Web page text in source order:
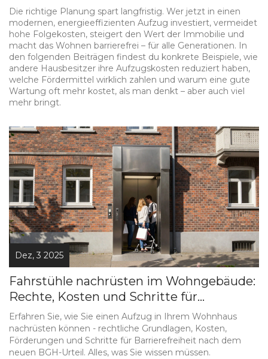
Die richtige Planung spart langfristig. Wer jetzt in einen
modernen, energieeffizienten Aufzug investiert, vermeidet
hohe Folgekosten, steigert den Wert der Immobilie und
macht das Wohnen barrierefrei – für alle Generationen. In
den folgenden Beiträgen findest du konkrete Beispiele, wie
andere Hausbesitzer ihre Aufzugskosten reduziert haben,
welche Fördermittel wirklich zahlen und warum eine gute
Wartung oft mehr kostet, als man denkt – aber auch viel
mehr bringt.
Dez, 3 2025
Fahrstühle nachrüsten im Wohngebäude:
Rechte, Kosten und Schritte für
Barrierefreiheit
Erfahren Sie, wie Sie einen Aufzug in Ihrem Wohnhaus
nachrüsten können - rechtliche Grundlagen, Kosten,
Förderungen und Schritte für Barrierefreiheit nach dem
neuen BGH-Urteil. Alles, was Sie wissen müssen.